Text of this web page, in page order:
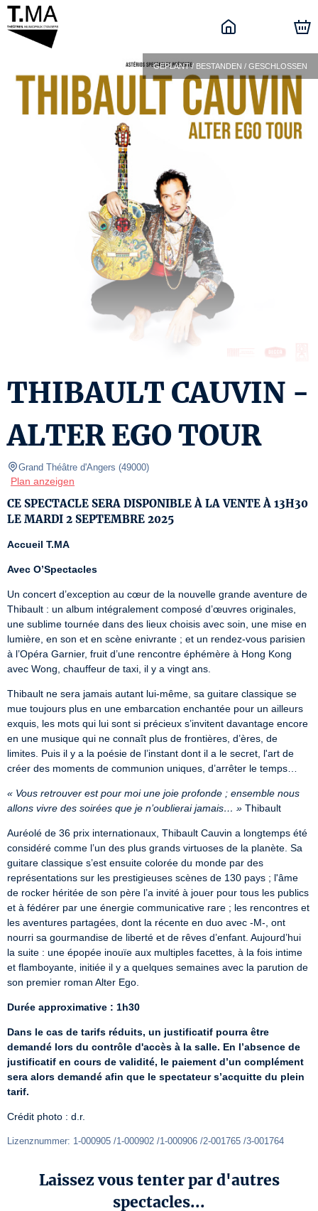
GEPLANT / BESTANDEN / GESCHLOSSEN
THIBAULT CAUVIN -
ALTER EGO TOUR
Grand Théâtre d'Angers (49000)
Plan anzeigen
CE SPECTACLE SERA DISPONIBLE À LA VENTE À 13H30
LE MARDI 2 SEPTEMBRE 2025
Accueil T.MA
Avec O’Spectacles
Un concert d’exception au cœur de la nouvelle grande aventure de
Thibault : un album intégralement composé d’œuvres originales,
une sublime tournée dans des lieux choisis avec soin, une mise en
lumière, en son et en scène enivrante ; et un rendez-vous parisien
à l’Opéra Garnier, fruit d’une rencontre éphémère à Hong Kong
avec Wong, chauffeur de taxi, il y a vingt ans.
Thibault ne sera jamais autant lui-même, sa guitare classique se
mue toujours plus en une embarcation enchantée pour un ailleurs
exquis, les mots qui lui sont si précieux s’invitent davantage encore
en une musique qui ne connaît plus de frontières, d’ères, de
limites. Puis il y a la poésie de l’instant dont il a le secret, l'art de
créer des moments de communion uniques, d’arrêter le temps…
« Vous retrouver est pour moi une joie profonde ; ensemble nous
allons vivre des soirées que je n’oublierai jamais… » Thibault
Auréolé de 36 prix internationaux, Thibault Cauvin a longtemps été
considéré comme l’un des plus grands virtuoses de la planète. Sa
guitare classique s’est ensuite colorée du monde par des
représentations sur les prestigieuses scènes de 130 pays ; l'âme
de rocker héritée de son père l’a invité à jouer pour tous les publics
et à fédérer par une énergie communicative rare ; les rencontres et
les aventures partagées, dont la récente en duo avec -M-, ont
nourri sa gourmandise de liberté et de rêves d’enfant. Aujourd’hui
la suite : une épopée inouïe aux multiples facettes, à la fois intime
et flamboyante, initiée il y a quelques semaines avec la parution de
son premier roman Alter Ego.
Durée approximative : 1h30
Dans le cas de tarifs réduits, un justificatif pourra être
demandé lors du contrôle d'accès à la salle. En l’absence de
justificatif en cours de validité, le paiement d’un complément
sera alors demandé afin que le spectateur s’acquitte du plein
tarif.
Crédit photo : d.r.
Lizenznummer: 1-000905 /1-000902 /1-000906 /2-001765 /3-001764
Laissez vous tenter par d'autres
spectacles...